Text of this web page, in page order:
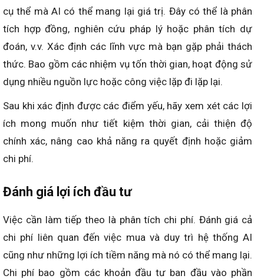
cụ thể mà AI có thể mang lại giá trị. Đây có thể là phân
tích hợp đồng, nghiên cứu pháp lý hoặc phân tích dự
đoán, v.v. Xác định các lĩnh vực mà bạn gặp phải thách
thức. Bao gồm các nhiệm vụ tốn thời gian, hoạt động sử
dụng nhiều nguồn lực hoặc công việc lặp đi lặp lại.
Sau khi xác định được các điểm yếu, hãy xem xét các lợi
ích mong muốn như tiết kiệm thời gian, cải thiện độ
chính xác, nâng cao khả năng ra quyết định hoặc giảm
chi phí.
Đánh giá lợi ích đầu tư
Việc cần làm tiếp theo là phân tích chi phí. Đánh giá cả
chi phí liên quan đến việc mua và duy trì hệ thống AI
cũng như những lợi ích tiềm năng mà nó có thể mang lại.
Chi phí bao gồm các khoản đầu tư ban đầu vào phần